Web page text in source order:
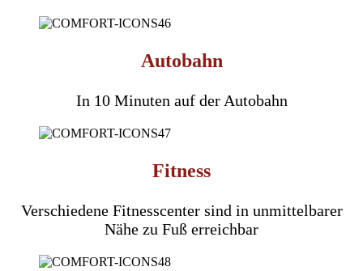
Autobahn
In 10 Minuten auf der Autobahn
Fitness
Verschiedene Fitnesscenter sind in unmittelbarer
Nähe zu Fuß erreichbar